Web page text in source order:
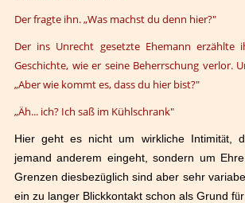
Der fragte ihn. „Was machst du denn hier?"
Der ins Unrecht gesetzte Ehemann erzählte
Geschichte, wie er seine Beherrschung verlor.
„Aber wie kommt es, dass du hier bist?"
„Äh... ich? Ich saß im Kühlschrank"
Hier geht es nicht um wirkliche Intimität,
jemand anderem eingeht, sondern um
Grenzen diesbezüglich sind aber sehr
ein zu langer Blickkontakt schon als Grund fü